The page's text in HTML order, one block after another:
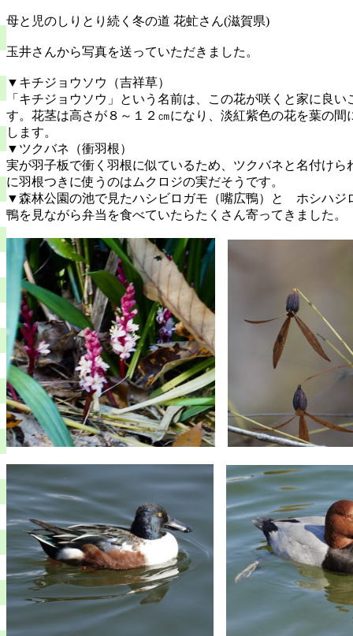
母と児のしりとり続く冬の道 花虻さん(滋賀県)
玉井さんから写真を送っていただきました。
▼キチジョウソウ（吉祥草）
「キチジョウソウ」という名前は、この花が咲くと家に良
す。花茎は高さが８～１２㎝になり、淡紅紫色の花を葉の
します。
▼ツクバネ（衝羽根）
実が羽子板で衝く羽根に似ているため、ツクバネと名付け
に羽根つきに使うのはムクロジの実だそうです。
▼森林公園の池で見たハシビロガモ（嘴広鴨）と ホシハジ
鴨を見ながら弁当を食べていたらたくさん寄